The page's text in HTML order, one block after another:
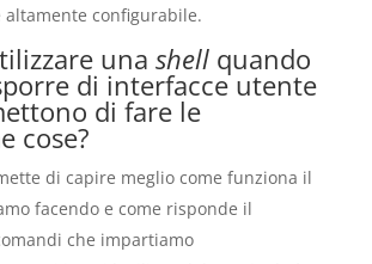
configurabile.
una shellquando
di interfacce utente
di fare le
cose?
di capire meglio come funziona il
facendo e come risponde il
che impartiamo